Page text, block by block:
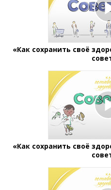
«Как сохранить своё
«Как сохранить своё